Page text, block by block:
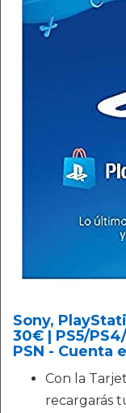
Sony,
30€ | PS5/
PSN - Cuenta
Con la
recargarás